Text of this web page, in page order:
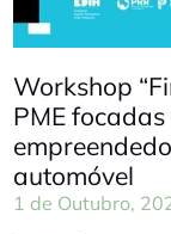
Workshop
PME
automóvel
1 de Outubro,